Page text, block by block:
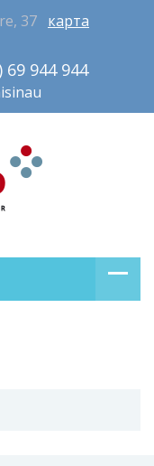
37 карта
69 944 944